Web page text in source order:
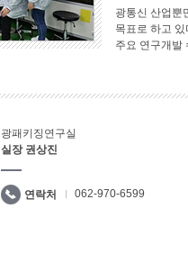
광통신 산업뿐
목표로 하고 있
주요 연구개발
광패키징연구실
실장 권상진
연락처 062-970-6599